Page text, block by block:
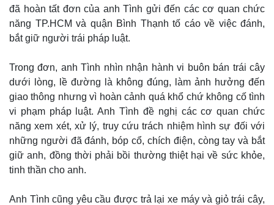
đã hoàn tất đơn của anh Tình gửi đến các cơ quan chức
năng TP.HCM và quận Bình Thạnh tố cáo về việc đánh,
bắt giữ người trái pháp luật.
Trong đơn, anh Tình nhìn nhận hành vi buôn bán trái cây
dưới lòng, lề đường là không đúng, làm ảnh hưởng đến
giao thông nhưng vì hoàn cảnh quá khổ chứ không cố tình
vi phạm pháp luật. Anh Tình đề nghị các cơ quan chức
năng xem xét, xử lý, truy cứu trách nhiệm hình sự đối với
những người đã đánh, bóp cổ, chích điện, còng tay và bắt
giữ anh, đồng thời phải bồi thường thiệt hại về sức khỏe,
tinh thần cho anh.
Anh Tình cũng yêu cầu được trả lại xe máy và giỏ trái cây,